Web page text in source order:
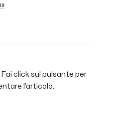
click sul pulsante per
l’articolo.